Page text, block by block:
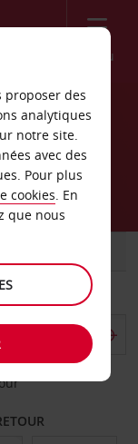
Menu
proposer des
analytiques
notre site.
avec des
Pour plus
cookies. En
que nous